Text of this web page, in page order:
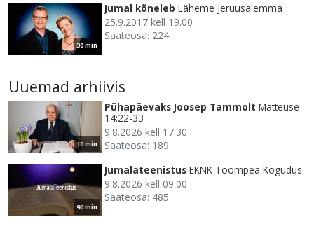
30 min
Jumal kõneleb Läheme Jeruusalemma
25.9.2017 kell 19.00
Saateosa: 224
Uuemad arhiivis
10 min
Pühapäevaks Joosep Tammolt Matteuse
14:22-33
9.8.2026 kell 17.30
Saateosa: 189
90 min
Jumalateenistus EKNK Toompea Kogudus
9.8.2026 kell 09.00
Saateosa: 485